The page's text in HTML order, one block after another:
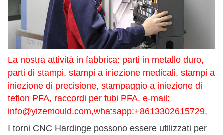
La nostra attività in fabbrica: parti in metallo duro,
parti di stampi, stampi a iniezione medicali, stampi a
iniezione di precisione, stampaggio a iniezione di
teflon PFA, raccordi per tubi PFA. e-mail:
info@yizemould.com,whatsapp:+8613302615729.
I torni CNC Hardinge possono essere utilizzati per